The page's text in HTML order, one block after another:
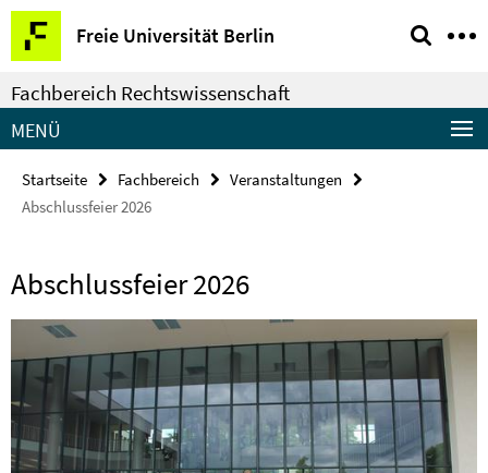
Springe
direkt
zu
Inhalt
Freie Universität Berlin
Service-
Navigation
Fachbereich Rechtswissenschaft
MENÜ
Startseite Fachbereich
Veranstaltungen
Abschlussfeier 2026
Abschlussfeier 2026